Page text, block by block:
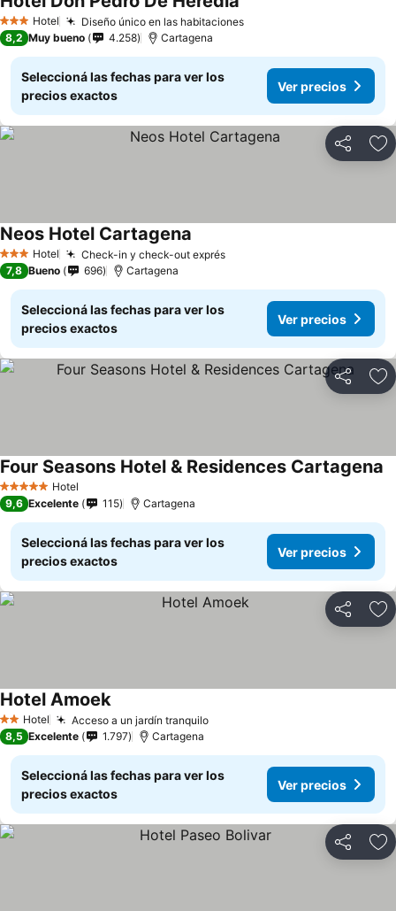
3 Estrellas
Hotel Diseño único en las habitaciones
8,2 Muy bueno 4.258 Cartagena
Seleccioná las fechas para ver los
precios exactos
Ver precios
Compartir
3 Estrellas
Hotel Check-in y check-out exprés
Neos Hotel Cartagena
7,8 Bueno 696 Cartagena
Seleccioná las fechas para ver los
precios exactos
Ver precios
Compartir
5 Estrellas Hotel
Four Seasons Hotel & Residences Cartagena
9,6 Excelente 115 Cartagena
Seleccioná las fechas para ver los
precios exactos
Ver precios
Compartir
2 Estrellas
Hotel Acceso a un jardín tranquilo
Hotel Amoek
8,5 Excelente 1.797 Cartagena
Seleccioná las fechas para ver los
precios exactos
Ver precios
Compartir